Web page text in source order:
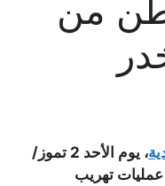
من
، يوم الأحد 2 تموز/
من عمليات تهريب